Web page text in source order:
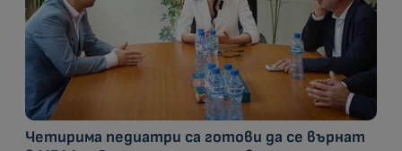
Четирима педиатри са готови да се върнат